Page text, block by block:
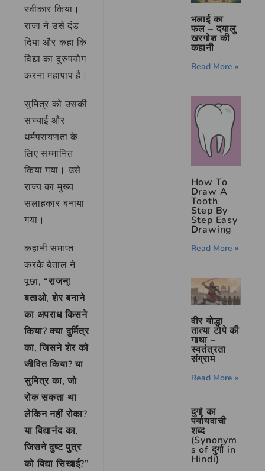
स्वीकार किया।
राजा ने उसे दंड
दिया और कहा कि
विद्या का दुरुपयोग
करना महापाप है।
सुमित्र को उसकी
सच्चाई और
धर्मपरायणता के
लिए सम्मानित
किया गया। उसे
राज्य का मुख्य
सलाहकार बनाया
गया।
कहानी समाप्त
करके बेताल ने
पूछा, “राजन्!
बताओ, शेर बनाने
का अपराध किसने
किया? क्या दुर्मित्र
का, जिसने शेर को
जीवित किया? या
सुमित्र का, जो
रोक सकता था
लेकिन नहीं रोका?
या विद्यानंद का,
जिसने दुष्ट पुत्र
को विद्या सिखाई?”
भलाई का
फल – दयालु
खरगोश की
कहानी
Read More »
How To
Draw A
Tooth
Step By
Step Easy
Drawing
Read More »
वीर योद्धा
तात्या टोपे की
गाथा –
स्वतंत्रता
संग्राम
Read More »
दुर्गा का
पर्यायवाची
शब्द
(Synonym
s of दुर्गा in
Hindi)